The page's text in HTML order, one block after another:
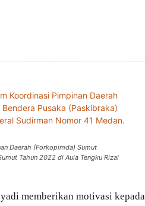
Daerah (Forkopimda) Sumut
Tahun 2022 di Aula Tengku Rizal
memberikan motivasi kepada